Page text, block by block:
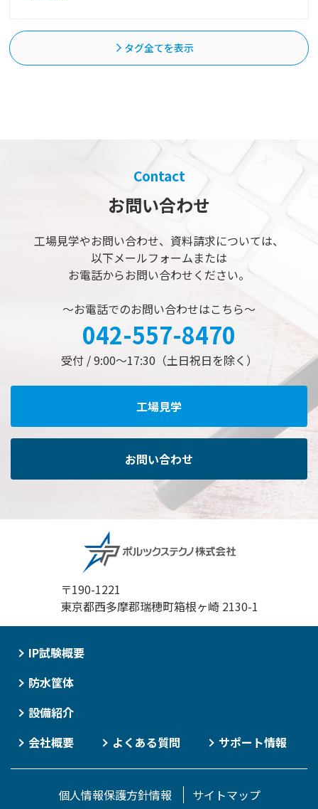
タグ全てを表示
Contact
お問い合わせ
工場見学やお問い合わせ、 資料請求については、
以下メールフォームまたは
お電話からお問い合わせください。
～お電話でのお問い合わせはこちら～
042-557-8470
受付 /9:00〜17:30（土日祝日を除く）
工場見学
お問い合わせ
〒190-1221
東京都西多摩郡瑞穂町箱根ヶ崎 2130-1
IP試験概要
防水筐体
設備紹介
会社概要
よくある質問 サポート情報
個人情報保護方針情報 サイトマップ